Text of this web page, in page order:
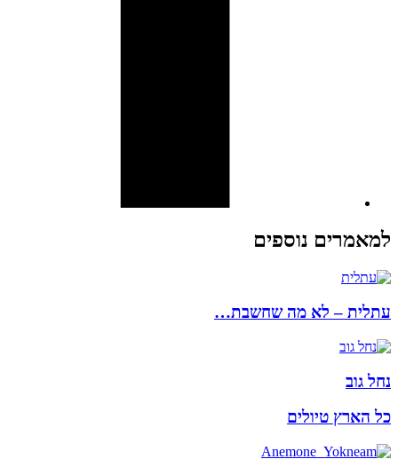
למאמרים נוספים
עתלית – לא מה שחשבת…
נחל גוב
כל הארץ טיולים